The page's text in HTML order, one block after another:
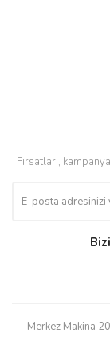
Fırsatları,
Merkez Makina